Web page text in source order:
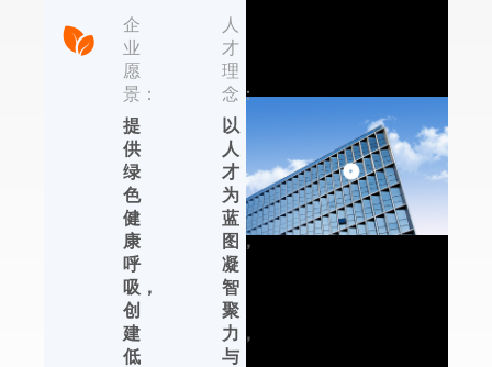
等一体化服务的综合
性有限公司，位于国
内著名的轻工业制造
基地——杭州，依托
于近年来杭州的国家
信息化试点城市、电
子商务试点城市、集
成电路设计产业化基
地的发展优势，在除
湿机、加湿器、恒温
恒湿机及转轮除湿机
等产品的性能提升、
产品完善、生产管理
等方面，都有领先行
业的发展优势。
企
业
愿
景：
提
供
绿
色
健
康
呼
吸，
创
建
低
人
才
理
念：
以
人
才
为
蓝
图，
凝
智
聚
力，
与